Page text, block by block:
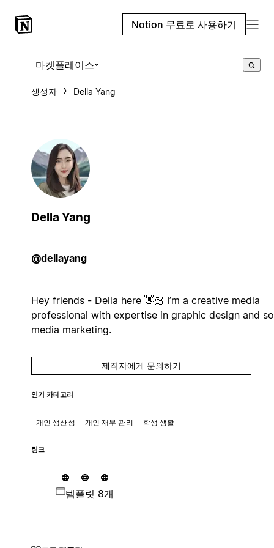
Notion 무료로 사용하기
마켓플레이스
생성자 Della Yang
Della Yang
@dellayang
Hey friends - Della here 👋🏻 I’m a creative media
professional with expertise in graphic design and
media marketing.
제작자에게 문의하기
인기 카테고리
개인 생산성 개인 재무 관리 학생 생활
링크
템플릿 8개